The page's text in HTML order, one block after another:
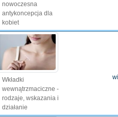
nowoczesna
antykoncepcja dla
kobiet
Wkładki
wewnątrzmaciczne -
rodzaje, wskazania i
działanie